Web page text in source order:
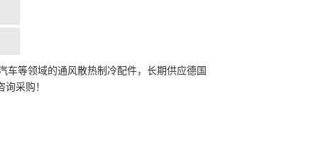
车等领域的通风散热制冷配件，长期供应德国
采购！